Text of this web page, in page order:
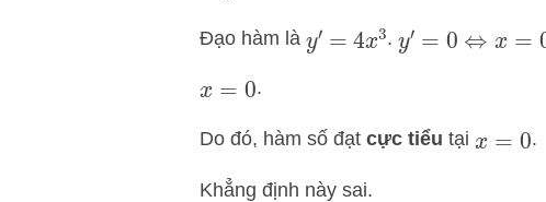
Đạo hàm là y′ =4 x3 .y′ =0 ⇔x= 0
x=0 .
Do đó, hàm số đạt cực tiểu tại x=0 .
Khẳng định này sai.